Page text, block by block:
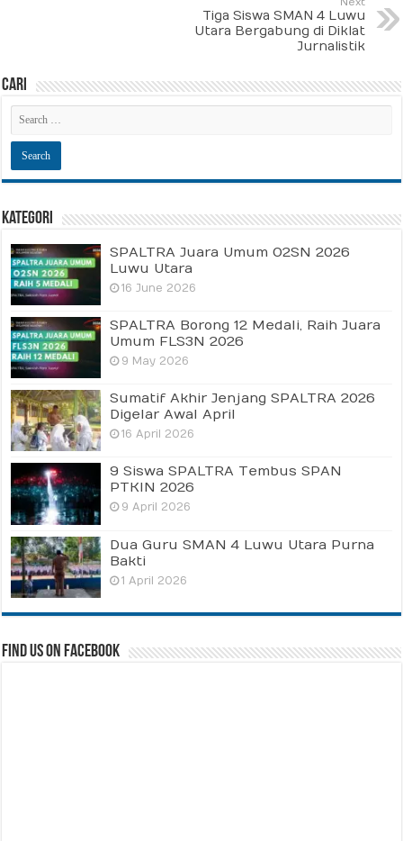
Tiga Siswa SMAN 4 Luwu
Utara Bergabung di Diklat
Jurnalistik
Cari
Kategori
SPALTRA Juara Umum O2SN 2026
Luwu Utara
16 June 2026
SPALTRA Borong 12 Medali, Raih Juara
Umum FLS3N 2026
9 May 2026
Sumatif Akhir Jenjang SPALTRA 2026
Digelar Awal April
16 April 2026
9 Siswa SPALTRA Tembus SPAN
PTKIN 2026
9 April 2026
Dua Guru SMAN 4 Luwu Utara Purna
Bakti
1 April 2026
Find us on Facebook